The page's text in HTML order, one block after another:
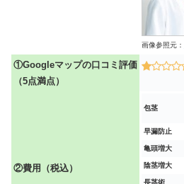
画像参照元：
①Googleマップの口コミ評価
（5点満点）
②費用（税込）
包茎
早漏防止
亀頭増大
陰茎増大
長茎術